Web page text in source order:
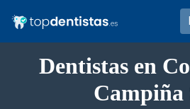
Dentistas en
Campiña